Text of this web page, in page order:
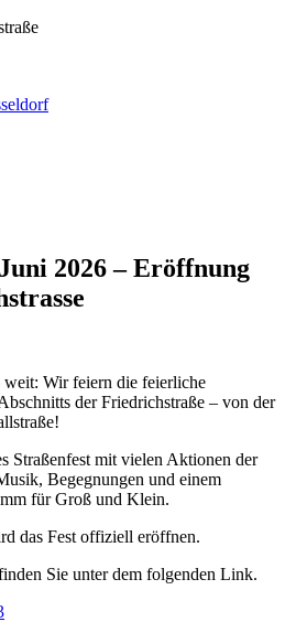
2026 – Eröffnung
Wir feiern die feierliche
der Friedrichstraße – von der
Straßenfest mit vielen Aktionen der
Begegnungen und einem
für Groß und Klein.
das Fest offiziell eröffnen.
Sie unter dem folgenden Link.